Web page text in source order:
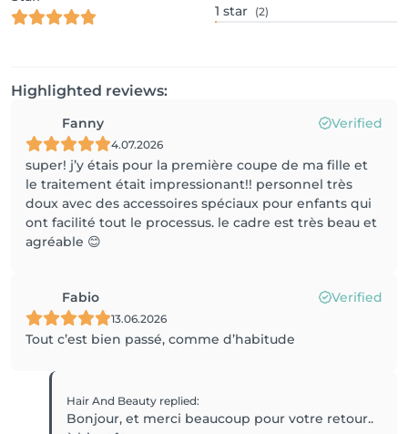
1 star (2)
Highlighted reviews:
Fanny Verified
4.07.2026
super! j’y étais pour la première coupe de ma fille et
le traitement était impressionant!! personnel très
doux avec des accessoires spéciaux pour enfants qui
ont facilité tout le processus. le cadre est très beau et
agréable 😊
Fabio Verified
13.06.2026
Tout c’est bien passé, comme d’habitude
Hair And Beauty replied:
Bonjour, et merci beaucoup pour votre retour..